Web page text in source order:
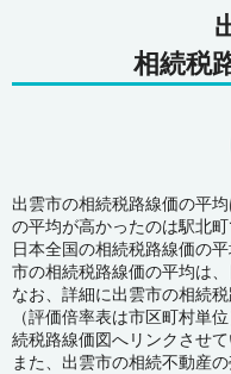
相続税
出雲市の相続税路線価の平
の平均が高かったのは駅北町
日本全国の相続税路線価の
市の相続税路線価の平均は
なお、詳細に出雲市の相続
（評価倍率表は市区町村単
続税路線価図へリンクさせ
また、出雲市の相続不動産